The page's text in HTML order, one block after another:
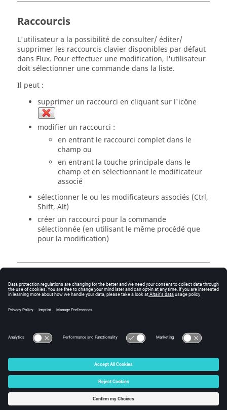
Raccourcis
L'utilisateur a la possibilité de consulter/ éditer/
supprimer les raccourcis clavier disponibles par défaut
dans Flux. Pour effectuer une modification, l'utilisateur
doit sélectionner une commande dans la liste.
Il peut :
supprimer un raccourci en cliquant sur l'icône
modifier un raccourci :
en entrant le raccourci complet dans le
champ ou
en entrant la touche principale dans le
champ et en sélectionnant le modificateur
associé
sélectionner le ou les modificateurs associés (Ctrl,
Shift, Alt)
créer un raccourci pour la commande
sélectionnée (en utilisant le même procédé que
pour la modification)
Macros
modules (2D / Skew), de choisir une ou plusieurs
© 2025 Altair Engineering, Inc. All Rights Reserved.
Intellectual Property Rights Notice|Technical Support
☼